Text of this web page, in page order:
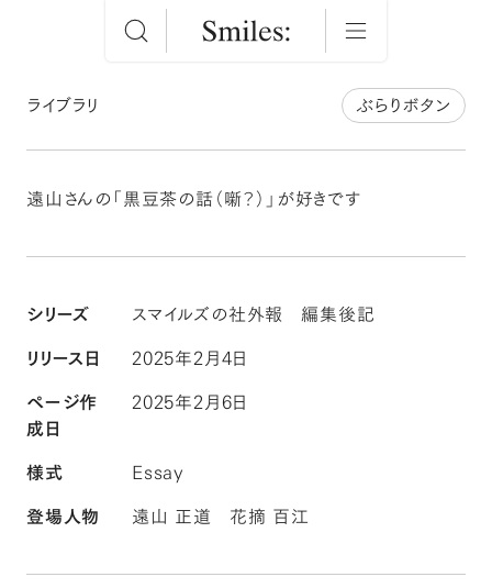
ライブラリ ぶらりボタン
遠山さんの「黒豆茶の話（噺？）」が好きです
シリーズ スマイルズの社外報 編集後記
リリース日 2025年2月4日
ページ作
成日
2025年2月6日
様式 Essay
登場人物 遠山 正道 花摘 百江